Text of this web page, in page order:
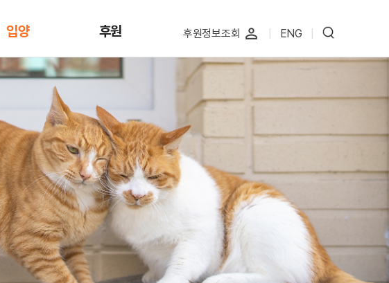
입양 후원 후원정보조회 perm_identity ENG